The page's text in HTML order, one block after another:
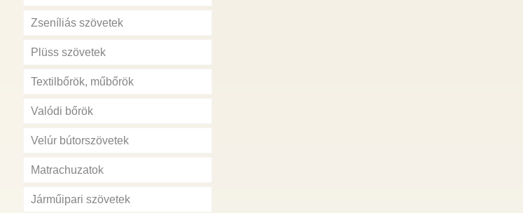
Zseníliás szövetek
Plüss szövetek
Textilbőrök, műbőrök
Valódi bőrök
Velúr bútorszövetek
Matrachuzatok
Járműipari szövetek